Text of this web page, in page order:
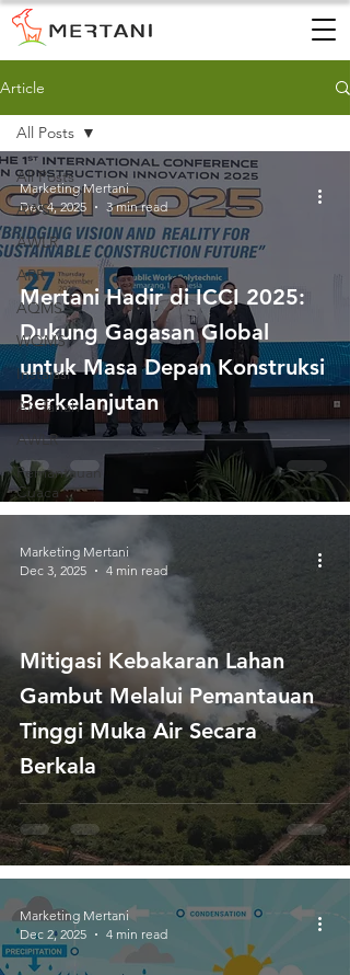
Article
All Posts
AWS
AWLR
ARR
AQMS
WQMS
Instalasi
Air Tanah
AWLR
Pemantauan
Cuaca
All Posts
Mertani Hadir di ICCI 2025:
Dukung Gagasan Global
untuk Masa Depan Konstruksi
Berkelanjutan
Marketing Mertani
Dec 4, 2025
3 min read
Mitigasi Kebakaran Lahan
Gambut Melalui Pemantauan
Tinggi Muka Air Secara
Berkala
Marketing Mertani
Dec 3, 2025
4 min read
Marketing Mertani
Dec 2, 2025
4 min read